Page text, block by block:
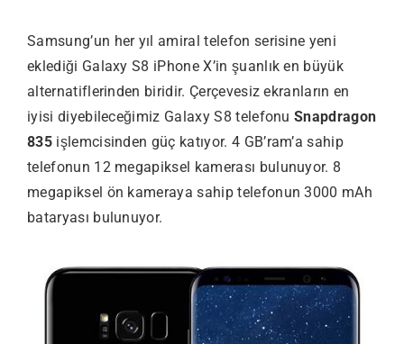
Samsung’un her yıl amiral telefon serisine yeni
eklediği Galaxy S8 iPhone X’in şuanlık en büyük
alternatiflerinden biridir. Çerçevesiz ekranların en
iyisi diyebileceğimiz Galaxy S8 telefonuSnapdragon
835işlemcisinden güç katıyor. 4 GB’ram’a sahip
telefonun 12 megapiksel kamerası bulunuyor. 8
megapiksel ön kameraya sahip telefonun 3000 mAh
bataryası bulunuyor.